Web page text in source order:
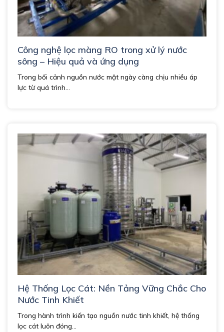
Công nghệ lọc màng RO trong xử lý nước
sông – Hiệu quả và ứng dụng
Trong bối cảnh nguồn nước mặt ngày càng chịu nhiều áp
lực từ quá trình...
Hệ Thống Lọc Cát: Nền Tảng Vững Chắc Cho
Nước Tinh Khiết
Trong hành trình kiến tạo nguồn nước tinh khiết, hệ thống
lọc cát luôn đóng...